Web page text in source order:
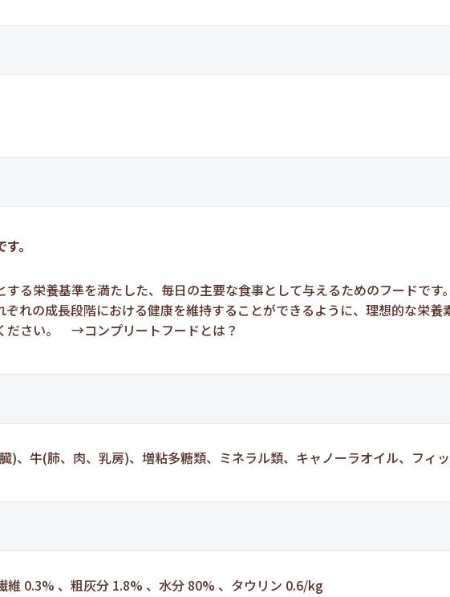
。
る栄養基準を満たした、毎日の主要な食事として与えるためのフードです
れの成長段階における健康を維持することができるように、理想的な栄
ください。 →コンプリートフードとは？
)、牛(肺、肉、乳房)、増粘多糖類、ミネラル類、キャノーラオイル、フィ
維 0.3% 、粗灰分 1.8% 、水分 80% 、タウリン 0.6/kg